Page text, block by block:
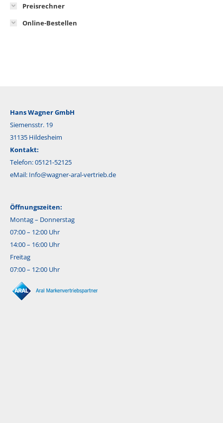
Preisrechner
Online-Bestellen
Hans Wagner GmbH
Siemensstr. 19
31135 Hildesheim
Kontakt:
Telefon: 05121-52125
eMail: Info@wagner-aral-vertrieb.de
Öffnungszeiten:
Montag – Donnerstag
07:00 – 12:00 Uhr
14:00 – 16:00 Uhr
Freitag
07:00 – 12:00 Uhr